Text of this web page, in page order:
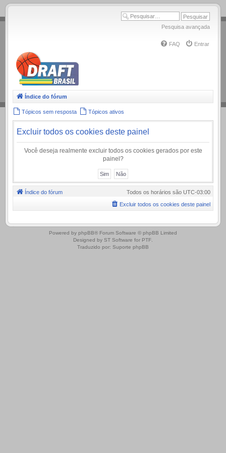
.
Pesquisa avançada
FAQ Entrar
Índice do fórum
Tópicos sem resposta Tópicos ativos
Excluir todos os cookies deste painel
Você deseja realmente excluir todos os cookies gerados por este
painel?
Índice do fórum Todos os horários são UTC-03:00
Excluir todos os cookies deste painel
.
Powered by phpBB® Forum Software © phpBB Limited
Designed by ST Software for PTF
Traduzido por: Suporte phpBB